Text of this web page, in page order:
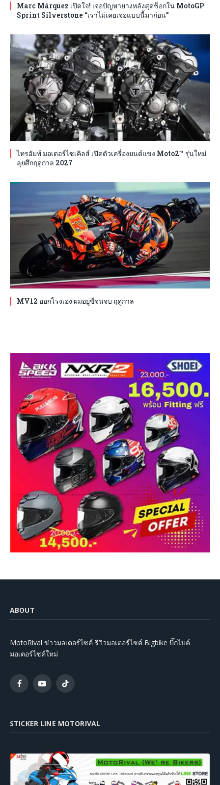
Marc Márquez เปิดใจ! เจอปัญหายางหลังสุดช็อกใน MotoGP
Sprint Silverstone “เราไม่เคยเจอแบบนี้มาก่อน”
ไทรอัมพ์ มอเตอร์ไซเคิลส์ เปิดตัวเครื่องยนต์แข่ง Moto2™ รุ่นใหม่
ลุยศึกฤดูกาล 2027
MV12 ออกโรงเอง ผมอยู่ขี่จนจบ ฤดูกาล
ABOUT
MotoRival ข่าวมอเตอร์ไซค์ รีวิวมอเตอร์ไซค์ Bigbike บิ๊กไบค์
มอเตอร์ไซค์ใหม่
FacebookYouTubeTikTok
STICKER LINE MOTORIVAL